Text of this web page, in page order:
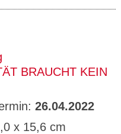
BRAUCHT KEIN
26.04.2022
x 15,6 cm